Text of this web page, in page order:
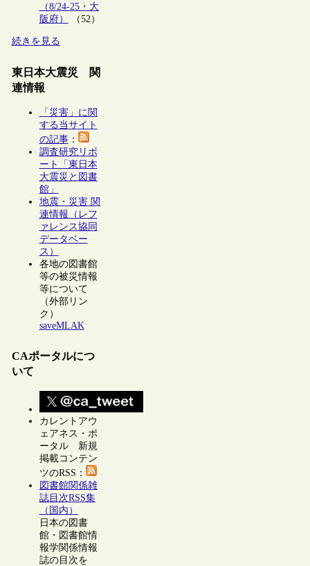
（8/24-25・大
阪府）
（52）
続きを見る
東日本大震災 関
連情報
「災害」に関
する当サイト
の記事：
調査研究リポ
ート「東日本
大震災と図書
館」
地震・災害 関
連情報（レフ
ァレンス協同
データベー
ス）
各地の図書館
等の被災情報
等について
（外部リン
ク）
saveMLAK
CAポータルにつ
いて
カレントアウ
ェアネス・ポ
ータル 新規
掲載コンテン
ツのRSS：
図書館関係雑
誌目次RSS集
（国内）
日本の図書
館・図書館情
報学関係情報
誌の目次を